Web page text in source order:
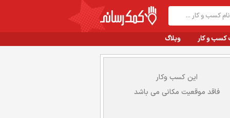
وبلاگ کسب و کار
این کسب وکار
فاقد موقعیت مکانی می باشد